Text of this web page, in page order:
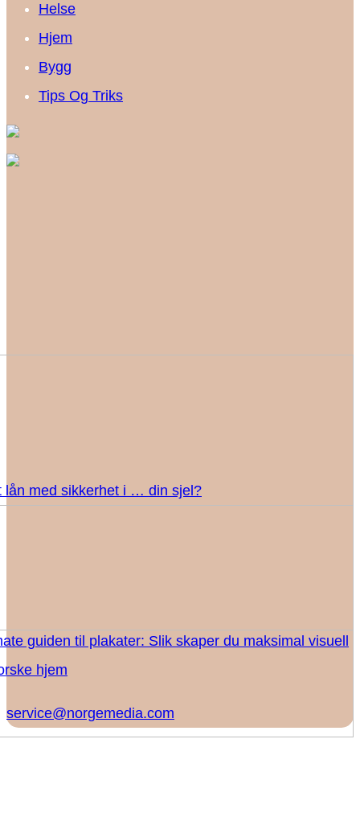
Helse
Hjem
Bygg
Tips Og Triks
lån med sikkerhet i … din sjel?
guiden til plakater: Slik skaper du maksimal visuell
hjem
service@norgemedia.com